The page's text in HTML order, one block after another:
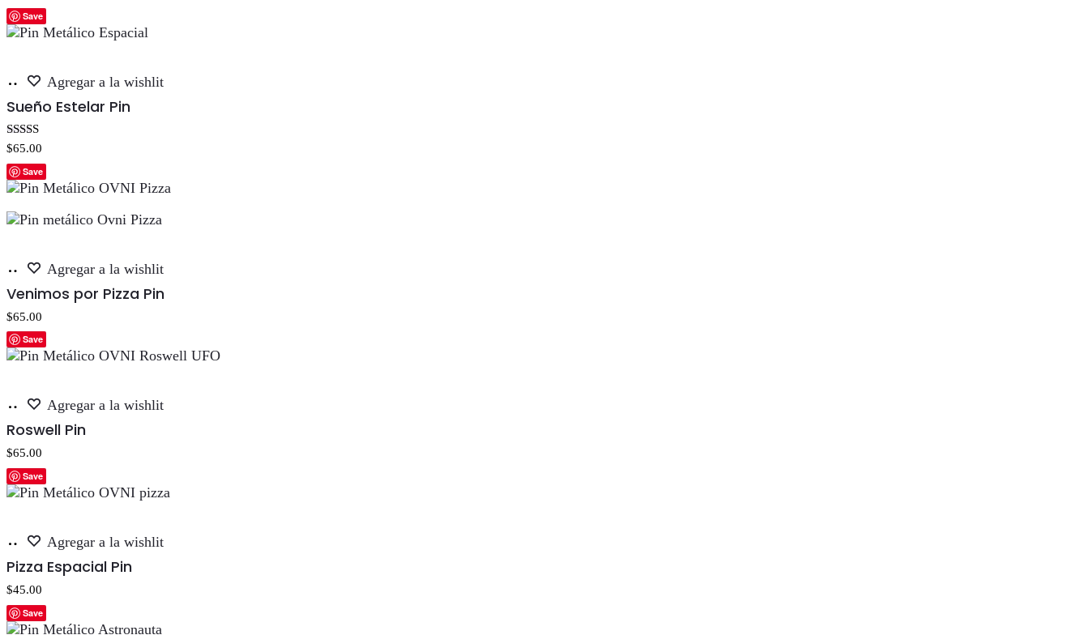
de 5Save
Añadir
carrito
Agregar a la wishlit
Sueño Estelar Pin
Valorado con
de 5
$65.00
Save
Añadir
carrito
Agregar a la wishlit
Venimos por Pizza Pin
$65.00
Save
Añadir
carrito
Agregar a la wishlit
Roswell Pin
$65.00
Save
Añadir
carrito
Agregar a la wishlit
Pizza Espacial Pin
$45.00
Save